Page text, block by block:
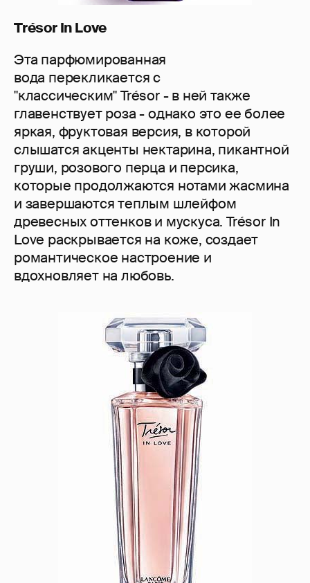
Trésor InLove
Эта парфюмированная
вода перекликается с
"классическим" Trésor - в ней также
главенствует роза - однако это ее более
яркая, фруктовая версия, в которой
слышатся акценты нектарина, пикантной
груши, розового перца и персика,
которые продолжаются нотами жасмина
и завершаются теплым шлейфом
древесных оттенков и мускуса. Trésor In
Love раскрывается на коже, создает
романтическое настроение и
вдохновляет на любовь.